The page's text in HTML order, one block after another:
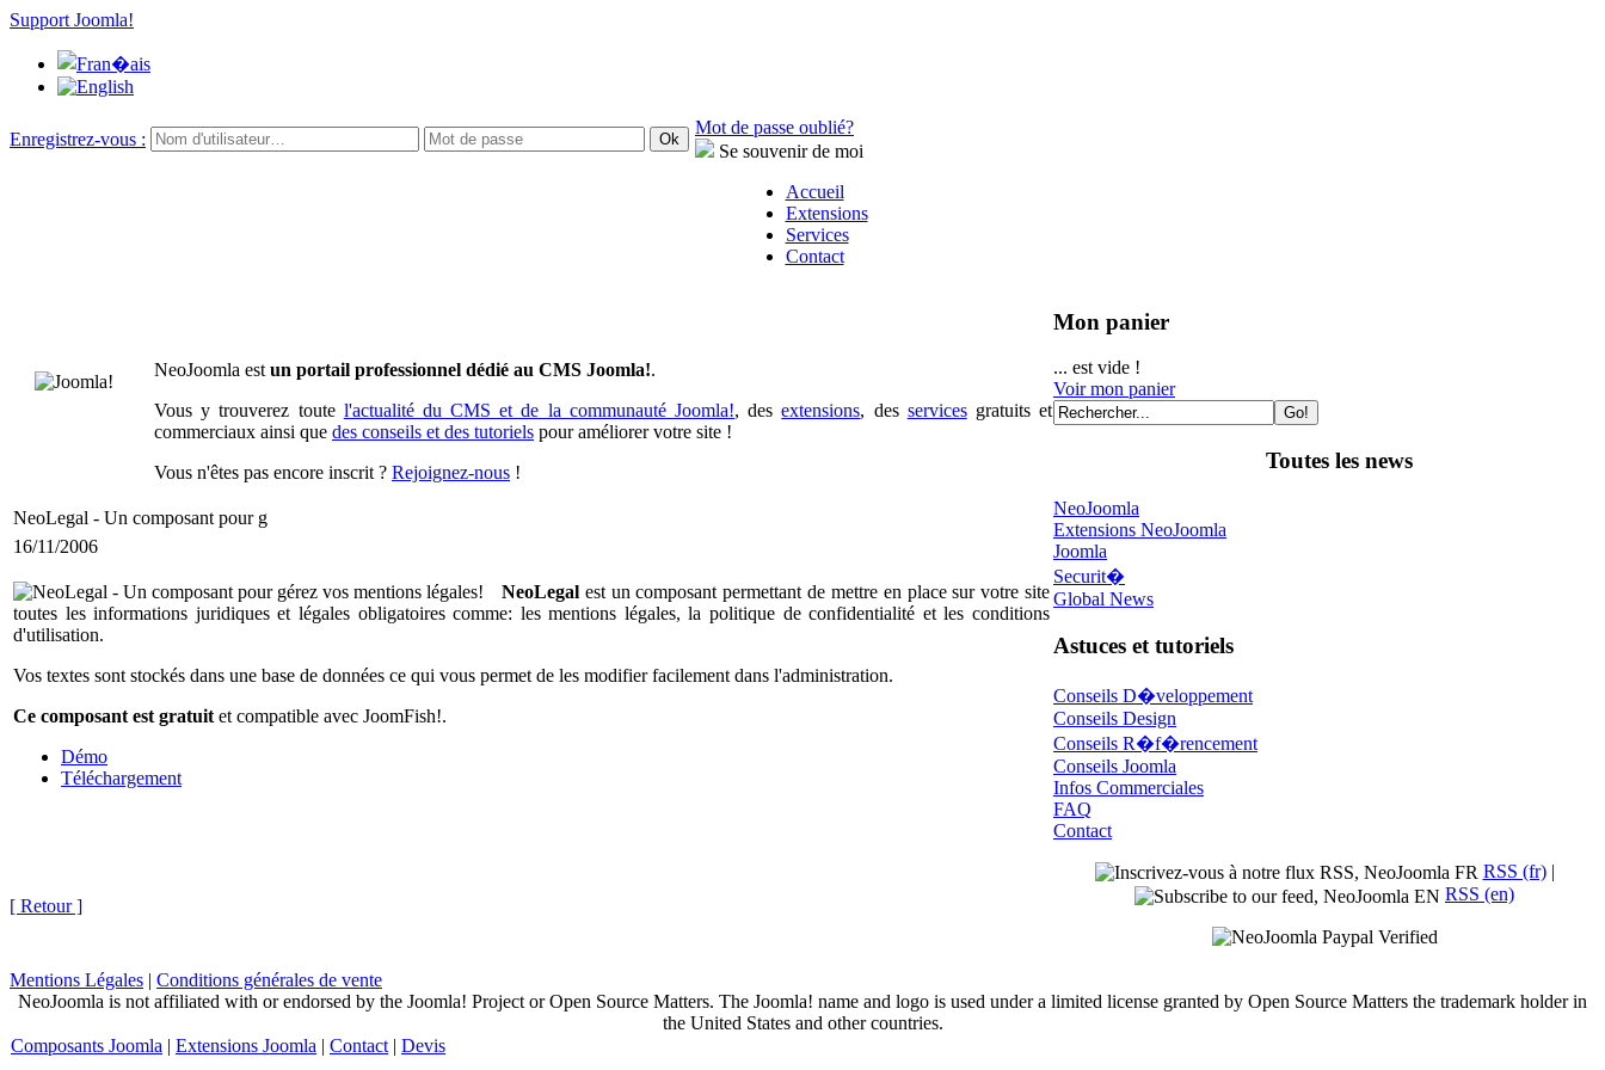
Support Joomla!
Enregistrez-vous :
Mot de passe oublié?
Se souvenir de moi
Accueil
Extensions
Services
Contact
NeoJoomla est un portail professionnel dédié au CMS Joomla!.
Vous y trouverez toute l'actualité du CMS et de la communauté Joomla!, desextensions, des servicesgratuits et
commerciaux ainsi que des conseils et des tutoriels pour améliorer votre site !
Vous n'êtes pas encore inscrit ? Rejoignez-nous !
NeoLegal - Un composant pour g
16/11/2006
NeoLegal est un composant permettant de mettre en place sur votre site
toutes les informations juridiques et légales obligatoires comme: les mentions légales, la politique de confidentialité et les conditions
d'utilisation.
Vos textes sont stockés dans une base de données ce qui vous permet de les modifier facilement dans l'administration.
Ce composant est gratuit et compatible avec JoomFish!.
Démo
Téléchargement
[ Retour ]
Mon panier
... est vide !
Voir mon panier
Toutes les news
NeoJoomla
Extensions NeoJoomla
Joomla
Securit�
Global News
Astuces et tutoriels
Conseils D�veloppement
Conseils Design
Conseils R�f�rencement
Conseils Joomla
Infos Commerciales
FAQ
Contact
RSS (fr)|
RSS (en)
Mentions Légales | Conditions générales de vente
NeoJoomla is not affiliated with or endorsed by the Joomla! Project or Open Source Matters. The Joomla! name and logo is used under a limited license granted by Open Source Matters the trademark holder in
the United States and other countries.
Composants Joomla | Extensions Joomla | Contact | Devis